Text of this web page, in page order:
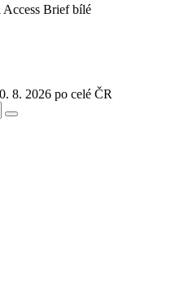
Brief bílé
8. 2026 po celé ČR